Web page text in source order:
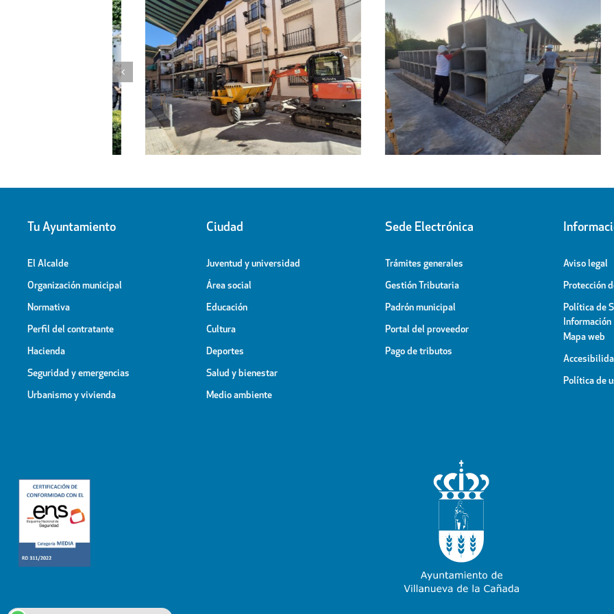
Obras de ampliación del
Cementerio-Tanatorio Municipal
Regresa a sus hogares el centenar
de personas acogidas en el
Pabellón Cubierto
Tu Ayuntamiento
El Alcalde
Organización municipal
Normativa
Perfil del contratante
Hacienda
Seguridad y emergencias
Urbanismo y vivienda
Ciudad
Juventud y universidad
Área social
Educación
Cultura
Deportes
Salud y bienestar
Medio ambiente
Sede Electrónica
Trámites generales
Gestión Tributaria
Padrón municipal
Portal del proveedor
Pago de tributos
Aviso legal
Protección
Política de
Información
Mapa web
Política de